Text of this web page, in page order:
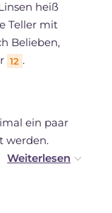
heiß
Teller mit
Belieben,
12 .
ein paar
werden.